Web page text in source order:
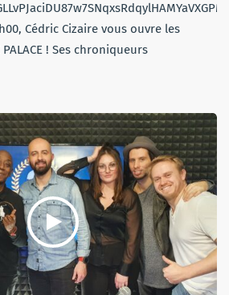
Cédric Cizaire vous ouvre les
! Ses chroniqueurs